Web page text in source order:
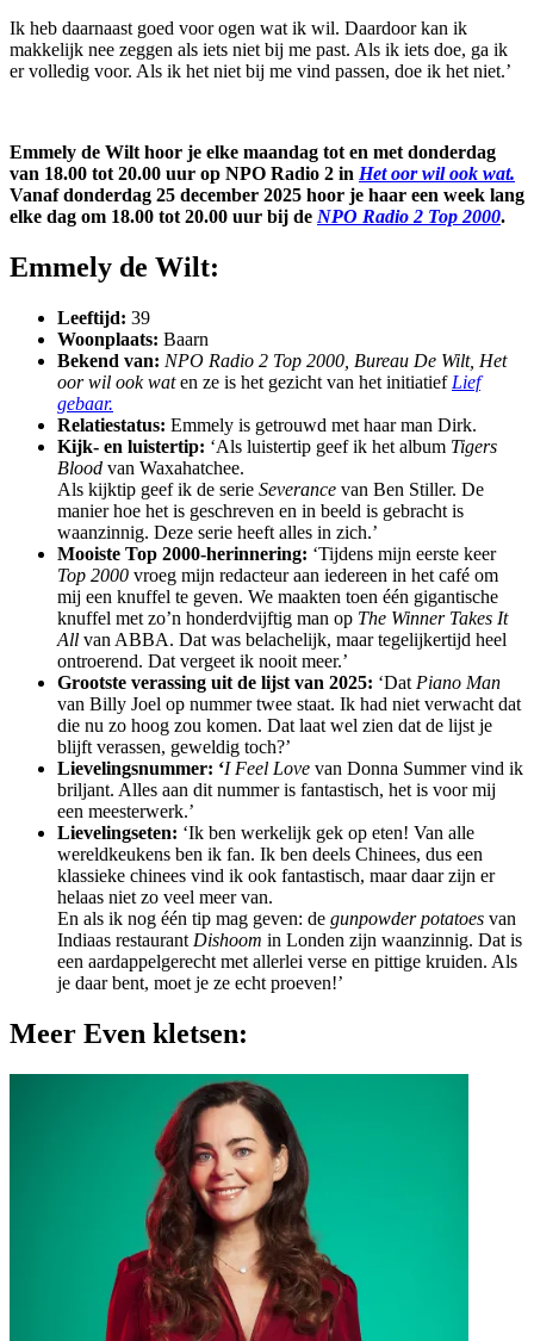
Ik heb daarnaast goed voor ogen wat ik wil. Daardoor kan ik
makkelijk nee zeggen als iets niet bij me past. Als ik iets doe, ga ik
er volledig voor. Als ik het niet bij me vind passen, doe ik het niet.’
Emmely de Wilt hoor je elke maandag tot en met donderdag
van 18.00 tot 20.00 uur op NPO Radio 2 in Het oor wil ook wat.
Vanaf donderdag 25 december 2025 hoor je haar een week lang
elke dag om 18.00 tot 20.00 uur bij de NPO Radio 2 Top 2000.
Emmely de Wilt:
Leeftijd: 39
Woonplaats: Baarn
Bekend van: NPO Radio 2 Top 2000, Bureau De Wilt, Het
oor wil ook waten ze is het gezicht van het initiatief Lief
gebaar.
Relatiestatus: Emmely is getrouwd met haar man Dirk.
Kijk- en luistertip: ‘Als luistertip geef ik het album Tigers
Blood van Waxahatchee.
Als kijktip geef ik de serie Severance van Ben Stiller. De
manier hoe het is geschreven en in beeld is gebracht is
waanzinnig. Deze serie heeft alles in zich.’
Mooiste Top 2000-herinnering: ‘Tijdens mijn eerste keer
Top 2000 vroeg mijn redacteur aan iedereen in het café om
mij een knuffel te geven. We maakten toen één gigantische
knuffel met zo’n honderdvijftig man op The Winner Takes It
All van ABBA. Dat was belachelijk, maar tegelijkertijd heel
ontroerend. Dat vergeet ik nooit meer.’
Grootste verassing uit de lijst van 2025: ‘Dat Piano Man
van Billy Joel op nummer twee staat. Ik had niet verwacht dat
die nu zo hoog zou komen. Dat laat wel zien dat de lijst je
blijft verassen, geweldig toch?’
Lievelingsnummer: ‘I Feel Love van Donna Summer vind ik
briljant. Alles aan dit nummer is fantastisch, het is voor mij
een meesterwerk.’
Lievelingseten: ‘Ik ben werkelijk gek op eten! Van alle
wereldkeukens ben ik fan. Ik ben deels Chinees, dus een
klassieke chinees vind ik ook fantastisch, maar daar zijn er
helaas niet zo veel meer van.
En als ik nog één tip mag geven: de gunpowder potatoes van
Indiaas restaurant Dishoom in Londen zijn waanzinnig. Dat is
een aardappelgerecht met allerlei verse en pittige kruiden. Als
je daar bent, moet je ze echt proeven!’
Meer Even kletsen: